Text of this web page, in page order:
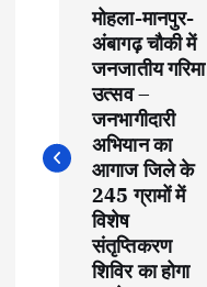
t
मोहला-मानपुर-
अंबागढ़ चौकी में
जनजातीय गरिमा
उत्सव –
जनभागीदारी
अभियान का
आगाज जिले के
245 ग्रामों में
विशेष
संतृप्तिकरण
शिविर का होगा